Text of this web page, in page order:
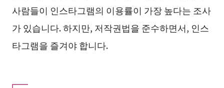
사람들이 인스타그램의 이용률이 가장 높다는 조사
가 있습니다. 하지만, 저작권법을 준수하면서, 인스
타그램을 즐겨야 합니다.